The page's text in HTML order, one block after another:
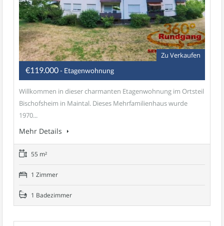
Zu Verkaufen
€119.000- Etagenwohnung
Willkommen in dieser charmanten Etagenwohnung im Ortsteil
Bischofsheim in Maintal. Dieses Mehrfamilienhaus wurde
1970...
Mehr Details
55 m²
1 Zimmer
1 Badezimmer